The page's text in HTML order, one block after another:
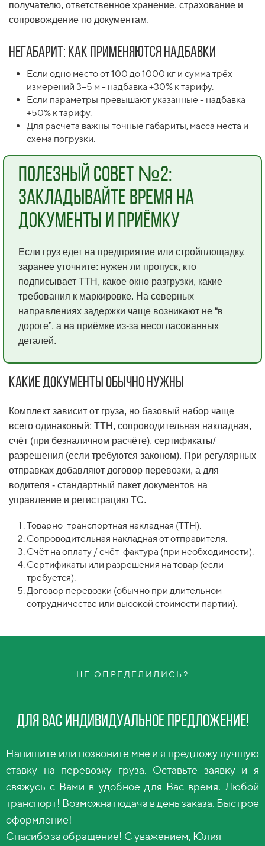
получателю, ответственное хранение, страхование и
сопровождение по документам.
Негабарит: как применяются надбавки
Если одно место от 100 до 1000 кг и сумма трёх
измерений 3–5 м - надбавка +30% к тарифу.
Если параметры превышают указанные - надбавка
+50% к тарифу.
Для расчёта важны точные габариты, масса места и
схема погрузки.
Полезный совет №2:
закладывайте время на
документы и приёмку
Если груз едет на предприятие или стройплощадку,
заранее уточните: нужен ли пропуск, кто
подписывает ТТН, какое окно разгрузки, какие
требования к маркировке. На северных
направлениях задержки чаще возникают не “в
дороге”, а на приёмке из-за несогласованных
деталей.
Какие документы обычно нужны
Комплект зависит от груза, но базовый набор чаще
всего одинаковый: ТТН, сопроводительная накладная,
счёт (при безналичном расчёте), сертификаты/
разрешения (если требуются законом). При регулярных
отправках добавляют договор перевозки, а для
водителя - стандартный пакет документов на
управление и регистрацию ТС.
Товарно-транспортная накладная (ТТН).
Сопроводительная накладная от отправителя.
Счёт на оплату / счёт-фактура (при необходимости).
Сертификаты или разрешения на товар (если
требуется).
Договор перевозки (обычно при длительном
сотрудничестве или высокой стоимости партии).
НЕ ОПРЕДЕЛИЛИСЬ?
Для вас индивидуальное предложение!
Напишите или позвоните мне и я предложу лучшую
ставку на перевозку груза. Оставьте заявку и я
свяжусь с Вами в удобное для Вас время. Любой
транспорт! Возможна подача в день заказа. Быстрое
оформление!
Спасибо за обращение! С уважением, Юлия